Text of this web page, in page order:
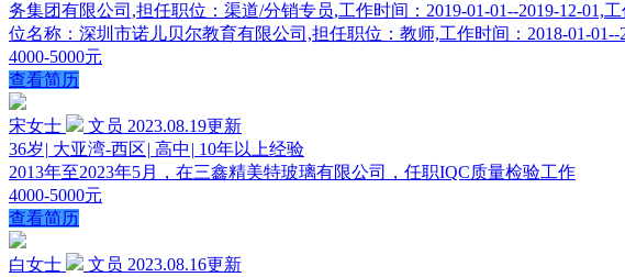
务集团有限公司,担任职位：渠道/分销专员,工作时间：2019-01-01--2019-12-
位名称：深圳市诺儿贝尔教育有限公司,担任职位：教师,工作时间：2018-01-
4000-5000元
查看简历
宋女士 文员 2023.08.19更新
36岁| 大亚湾-西区| 高中 | 10年以上经验
2013年至2023年5月，在三鑫精美特玻璃有限公司，任职IQC质量检验工作
4000-5000元
查看简历
白女士 文员 2023.08.16更新